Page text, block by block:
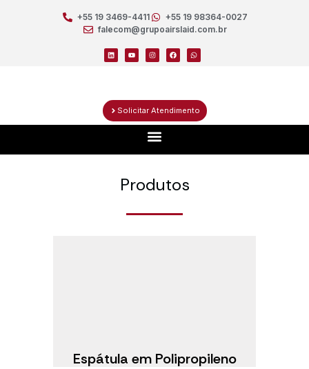
+55 19 3469-4411
+55 19 98364-0027
falecom@grupoairslaid.com.br
Solicitar Atendimento
Produtos
Espátula em Polipropileno